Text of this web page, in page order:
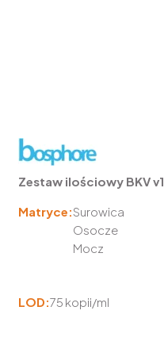
Zestaw ilościowy BKV v1
Matryce:Surowica
Osocze
Mocz
LOD:75 kopii/ml